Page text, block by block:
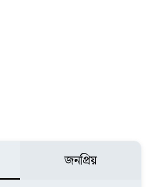
জনপ্রিয়